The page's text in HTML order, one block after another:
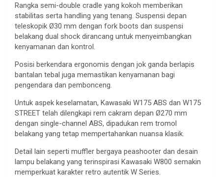
Rangka semi-double cradle yang kokoh memberikan
stabilitas serta handling yang tenang. Suspensi depan
teleskopik Ø30 mm dengan fork boots dan suspensi
belakang dual shock dirancang untuk menyeimbangkan
kenyamanan dan kontrol.
Posisi berkendara ergonomis dengan jok ganda berlapis
bantalan tebal juga memastikan kenyamanan bagi
pengendara dan pembonceng.
Untuk aspek keselamatan, Kawasaki W175 ABS dan W175
STREET telah dilengkapi rem cakram depan Ø270 mm
dengan single-channel ABS, dipadukan rem tromol
belakang yang tetap mempertahankan nuansa klasik.
Detail lain seperti muffler bergaya peashooter dan desain
lampu belakang yang terinspirasi Kawasaki W800 semakin
memperkuat karakter retro autentik W Series.